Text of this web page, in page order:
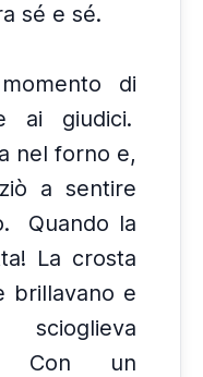
sé e sé.
di
ai giudici.
nel forno e,
a sentire
Quando la
La crosta
brillavano e
Con un